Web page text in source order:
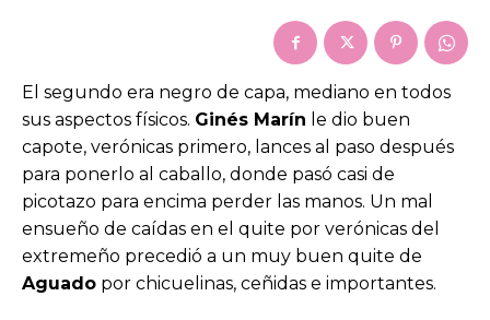
El segundo era negro de capa, mediano en todos
sus aspectos físicos. Ginés Marín le dio buen
capote, verónicas primero, lances al paso después
para ponerlo al caballo, donde pasó casi de
picotazo para encima perder las manos. Un mal
ensueño de caídas en el quite por verónicas del
extremeño precedió a un muy buen quite de
Aguado por chicuelinas, ceñidas e importantes.